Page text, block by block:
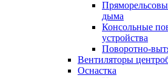
дыма
Консольные
устройства
Поворотно-
Вентиляторы
Оснастка